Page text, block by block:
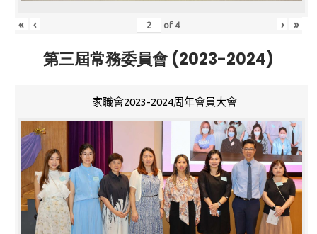
« ‹ of 4 › »
第三屆常務委員會 (2023-2024)
家職會2023-2024周年會員大會